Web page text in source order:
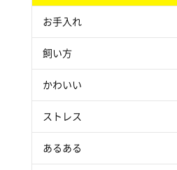
お手入れ
飼い方
かわいい
ストレス
あるある